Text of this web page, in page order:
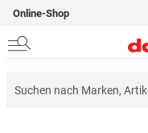
Online-Shop